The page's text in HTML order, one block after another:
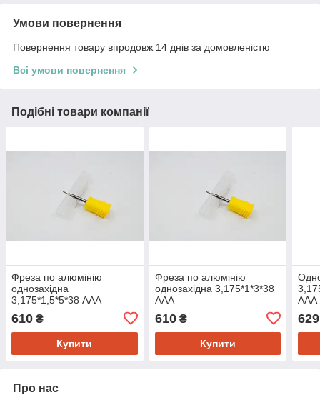
Умови повернення
Повернення товару впродовж 14 днів за домовленістю
Всі умови повернення
Подібні товари компанії
Фреза по алюмінію
однозахідна
3,175*1,5*5*38 ААА
610 ₴
Купити
Фреза по алюмінію
однозахідна 3,175*1*3*38
ААА
610₴
Купити
AAA
629
Про нас